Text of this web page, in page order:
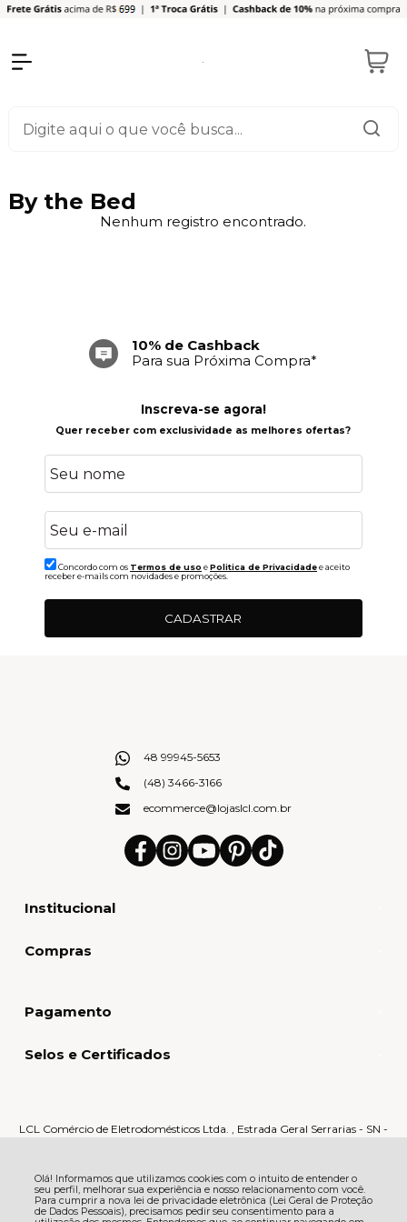
Olá! Informamos que utilizamos cookies com o intuito de entender o
seu perfil, melhorar sua experiência e nosso relacionamento com você.
Para cumprir a nova lei de privacidade eletrônica (Lei Geral de Proteção
de Dados Pessoais), precisamos pedir seu consentimento para a
By the Bed
Nenhum registro encontrado.
10% de Cashback
Para sua Próxima Compra*
Inscreva-se agora!
Quer receber com exclusividade as melhores ofertas?
Concordo com os Termos de uso ePolitica de Privacidadee aceito
receber e-mails com novidades e promoções.
CADASTRAR
Institucional
Compras
48 99945-5653
(48) 3466-3166
ecommerce@lojaslcl.com.br
Pagamento
Selos e Certificados
LCL Comércio de Eletrodomésticos Ltda. , Estrada Geral Serrarias - SN -
Serrarias - 88870-000 - Orleans - SC